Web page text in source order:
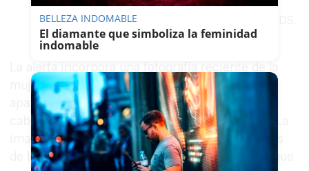
La alerta incorpora una fotografía reciente de la
mujer para facilitar su identificación. En ella
aparece con el cabello castaño, gafas sobre la
cabeza, auriculares blancos y una prenda roja. La
imagen se ha difundido junto a los datos básicos
de la desaparición para que cualquier persona que
BELLEZA INDOMABLE
El diamante que simboliza la feminidad
indomable